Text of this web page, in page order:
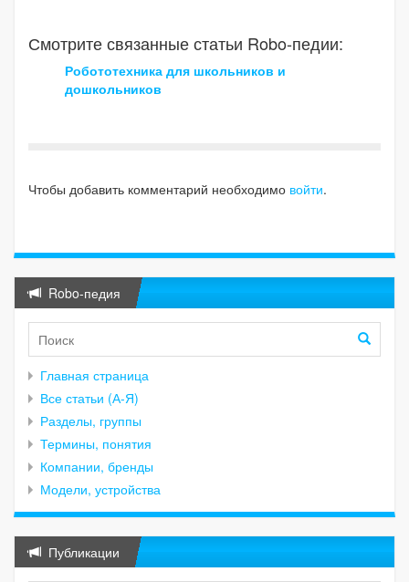
Смотрите связанные статьи Robo-педии:
Робототехника для школьников и
дошкольников
Чтобы добавить комментарий необходимо войти.
Robo-педия
Главная страница
Все статьи (А-Я)
Разделы, группы
Термины, понятия
Компании, бренды
Модели, устройства
Публикации